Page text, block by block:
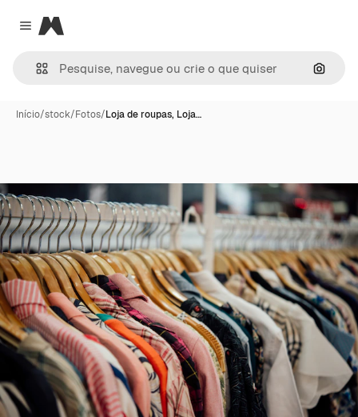
Close menu
Magnific
Início/stock/Fotos/Loja de roupas, Loja…